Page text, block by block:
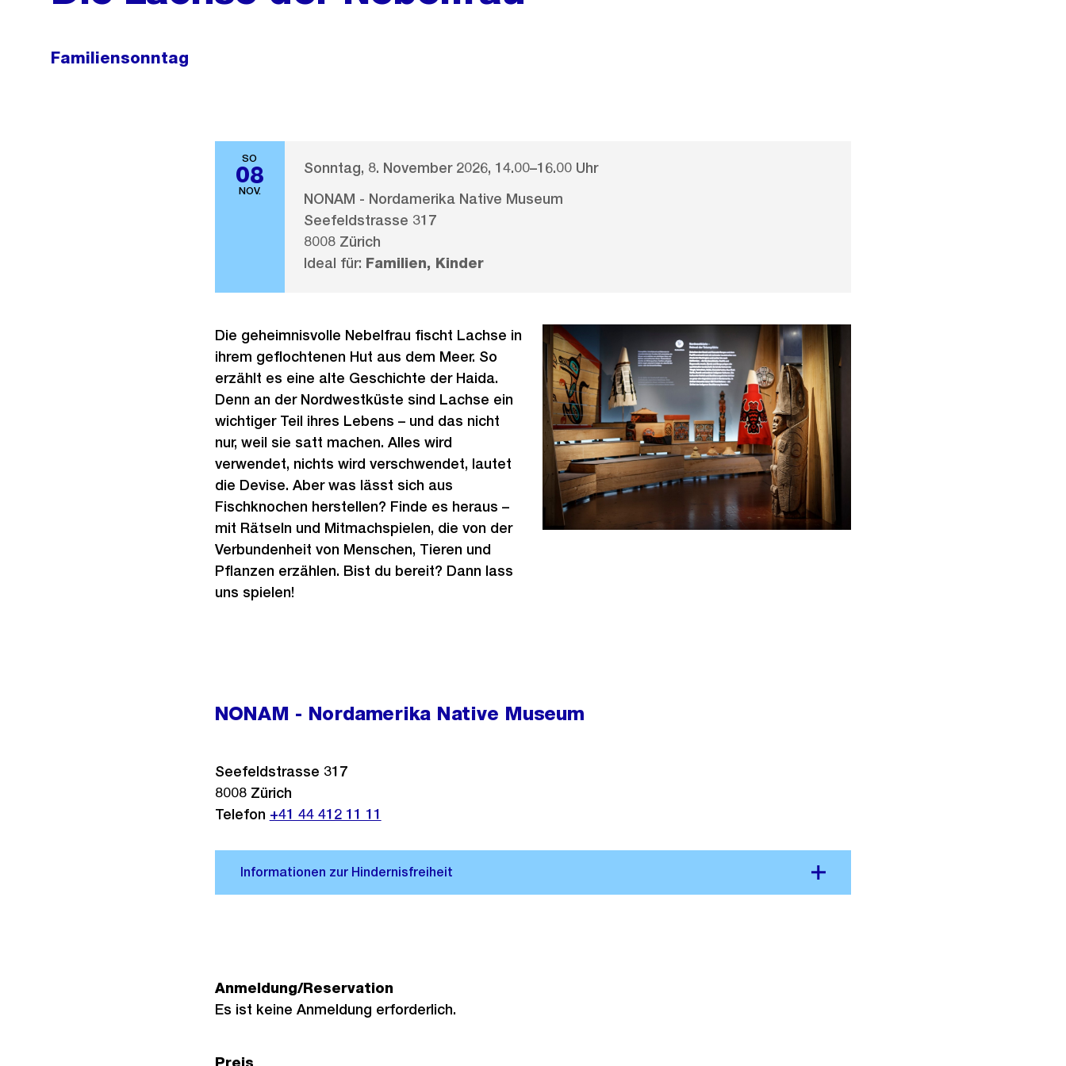
Familiensonntag
SO
08
NOV.
Sonntag, 8. November 2026, 14.00–16.00 Uhr
NONAM - Nordamerika Native Museum
Seefeldstrasse 317
8008 Zürich
Ideal für: Familien, Kinder
Die geheimnisvolle Nebelfrau fischt Lachse in
ihrem geflochtenen Hut aus dem Meer. So
erzählt es eine alte Geschichte der Haida.
Denn an der Nordwestküste sind Lachse ein
wichtiger Teil ihres Lebens ­– und das nicht
nur, weil sie satt machen. Alles wird
verwendet, nichts wird verschwendet, lautet
die Devise. Aber was lässt sich aus
Fischknochen herstellen? Finde es heraus –
mit Rätseln und Mitmachspielen, die von der
Verbundenheit von Menschen, Tieren und
Pflanzen erzählen. Bist du bereit? Dann lass
uns spielen!
NONAM - Nordamerika Native Museum
Seefeldstrasse 317
8008 Zürich
Telefon +41 44 412 11 11
Anmeldung/Reservation
Es ist keine Anmeldung erforderlich.
Preis